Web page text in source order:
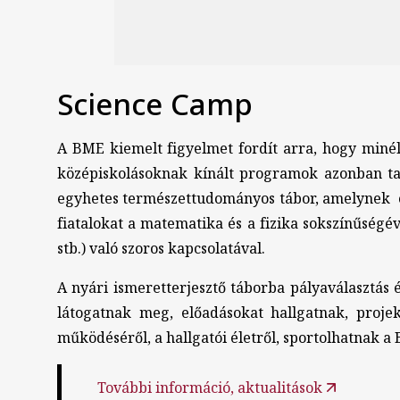
Science Camp
A BME kiemelt figyelmet fordít arra, hogy
középiskolásoknak kínált programok azonban
egyhetes természettudományos tábor,
fiatalokat a matematika és a fizika
stb.) való szoros kapcsolatával.
A nyári ismeretterjesztő táborba pályaválasztás
látogatnak meg, előadásokat hallgatnak,
működéséről, a hallgatói életről, sportolhatnak
További információ, aktualitások